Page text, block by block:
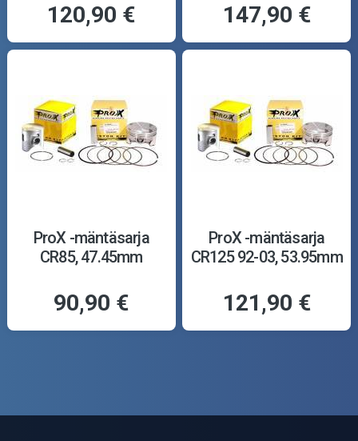
120,90 € 147,90 €
ProX -mäntäsarja
CR85, 47.45mm
90,90 €
ProX -mäntäsarja
CR125 92-03, 53.95mm
121,90 €